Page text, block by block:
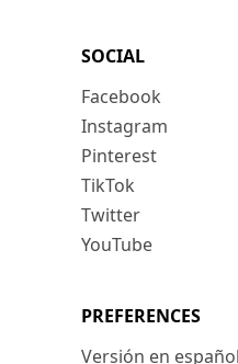
SOCIAL
Facebook
Instagram
Pinterest
TikTok
Twitter
YouTube
PREFERENCES
Versión en español